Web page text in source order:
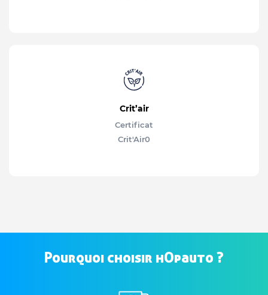
Crit’air
Certificat
Crit'Air0
Pourquoi choisir hOpauto ?